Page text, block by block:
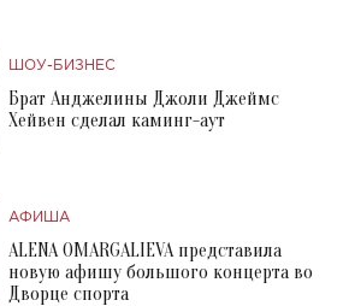
ШОУ-БИЗНЕС
Брат Анджелины Джоли Джеймс
Хейвен сделал каминг-аут
АФИША
ALENA OMARGALIEVA представила
новую афишу большого концерта во
Дворце спорта